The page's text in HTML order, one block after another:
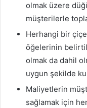
olmak üzere
müşterilerle
Herhangi bir
öğelerinin
olmak da dahil
uygun şekilde
Maliyetlerin
sağlamak için